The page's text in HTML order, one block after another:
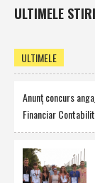
ULTIMELE STIRI
ULTIMELE
Anunţ concurs
Financiar